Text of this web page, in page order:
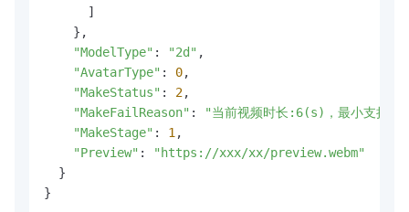
      ]
    },
"ModelType" : "2d" ,
"AvatarType" : 0,
"MakeStatus" : 2,
"MakeFailReason" :
"当前视频时长:6(s)，最小支持
"MakeStage" : 1 ,
"Preview" :
"https://xxx/xx/preview.webm"
  }
}